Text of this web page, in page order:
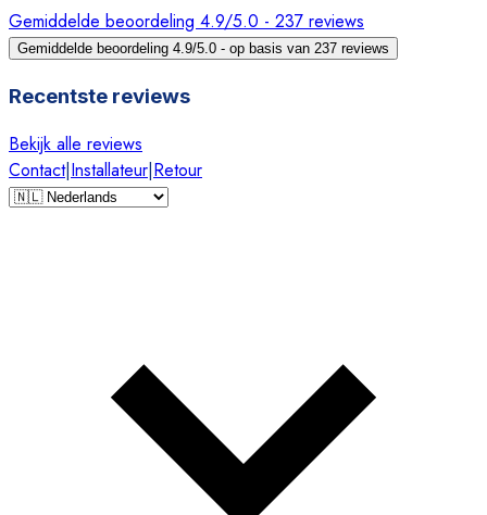
Gemiddelde beoordeling 4.9/5.0 - 237 reviews
Gemiddelde beoordeling 4.9/5.0 - op basis van 237 reviews
Recentste reviews
Bekijk alle reviews
Contact|Installateur|Retour